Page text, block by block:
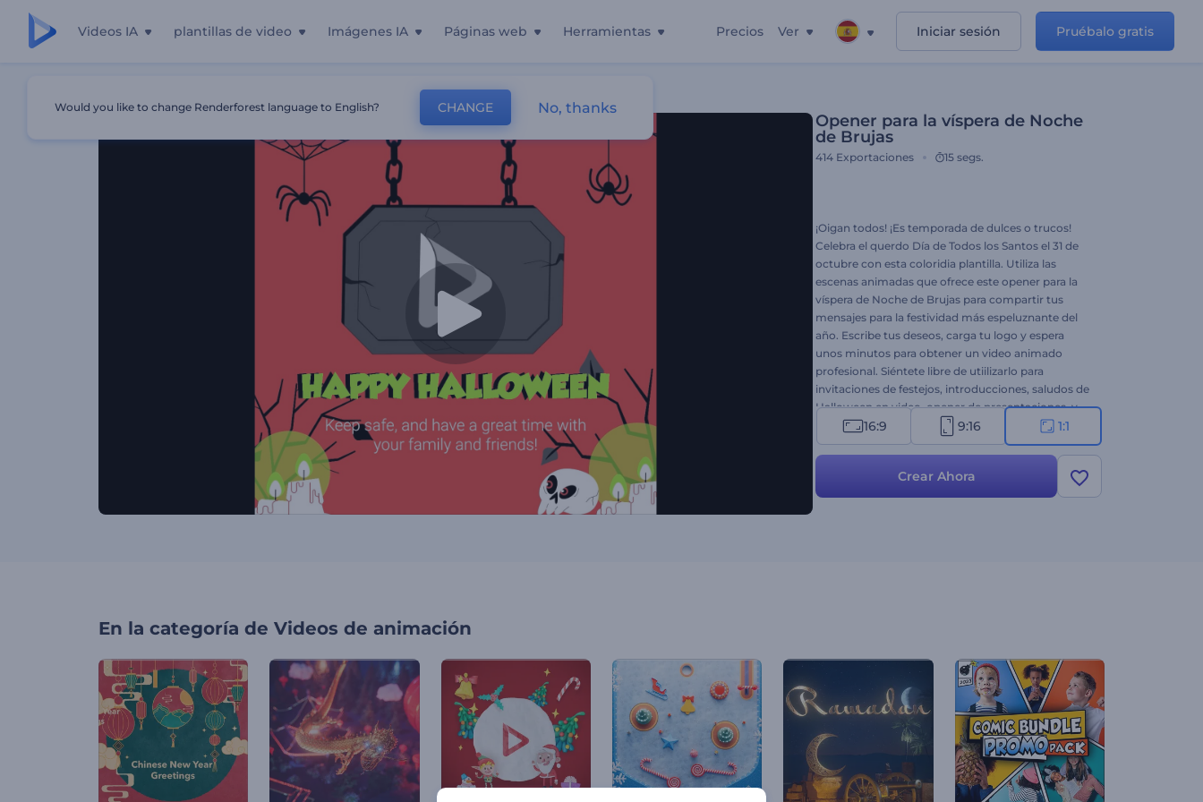
Videos IA plantillas de video Imágenes IA Páginas web Herramientas Precios Ver Iniciar sesión Pruébalo gratis
Opener Para La Víspera De Noche De Brujas
Opener para la víspera de Noche
de Brujas
414 Exportaciones 15 segs.
¡Oigan todos! ¡Es temporada de dulces o trucos!
Celebra el querdo Día de Todos los Santos el 31 de
octubre con esta coloridia plantilla. Utiliza las
escenas animadas que ofrece este opener para la
víspera de Noche de Brujas para compartir tus
mensajes para la festividad más espeluznante del
año. Escribe tus deseos, carga tu logo y espera
unos minutos para obtener un video animado
profesional. Siéntete libre de utiilizarlo para
invitaciones de festejos, introducciones, saludos de
Halloween en video, opener de presentaciones, y
muchos proyectos más. ¡Pruébalo ahora!
16:9 9:16 1:1
Crear Ahora
En la categoría de Videos de animación
Would you like to change Renderforest language to English? CHANGE No, thanks